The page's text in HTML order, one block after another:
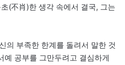
(不肖)한 생각 속에서 결국, 그는
의 부족한 한계를 돌려서 말한 것
예 공부를 그만두려고 결심하게